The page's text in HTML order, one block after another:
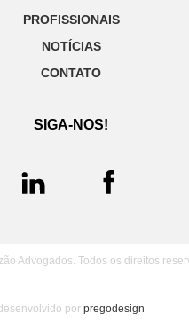
PROFISSIONAIS
NOTÍCIAS
CONTATO
SIGA-NOS!
Advogados. Todos os direitos
por pregodesign